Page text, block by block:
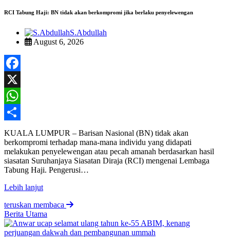
RCI Tabung Haji: BN tidak akan berkompromi jika berlaku penyelewengan
S.Abdullah
August 6, 2026
Facebook
X
WhatsApp
Share
KUALA LUMPUR – Barisan Nasional (BN) tidak akan
berkompromi terhadap mana-mana individu yang didapati
melakukan penyelewengan atau pecah amanah berdasarkan hasil
siasatan Suruhanjaya Siasatan Diraja (RCI) mengenai Lembaga
Tabung Haji. Pengerusi…
Lebih lanjut
teruskan membaca
Berita Utama